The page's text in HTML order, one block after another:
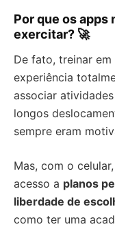
Por que os apps
exercitar? 🚀
De fato, treinar
experiência
associar
longos
sempre eram
Mas, com o
acesso a planos
liberdade de
como ter uma